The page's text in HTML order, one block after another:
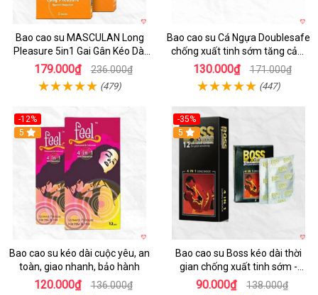
Bao cao su MASCULAN Long
Pleasure 5in1 Gai Gân Kéo Dài
Cuộc Yêu
179.000₫ 236.000₫
(479)
Bao cao su Cá Ngựa Doublesafe
chống xuất tinh sớm tăng cảm
giác Nam
130.000₫ 171.000₫
(447)
-12%
5
Bao cao su kéo dài cuộc yêu, an
toàn, giao nhanh, bảo hành
120.000₫ 136.000₫
-35%
5
Bao cao su Boss kéo dài thời
gian chống xuất tinh sớm -
SHP382
90.000₫ 138.000₫